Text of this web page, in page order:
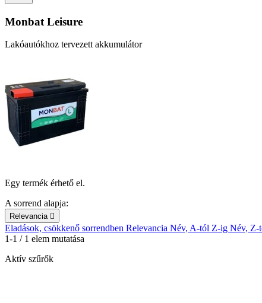
Monbat Leisure
Lakóautókhoz tervezett akkumulátor
Egy termék érhető el.
A sorrend alapja:
Relevancia 
Eladások, csökkenő sorrendben Relevancia Név, A-tól Z-ig Név, Z-
1-1 / 1 elem mutatása
Aktív szűrők